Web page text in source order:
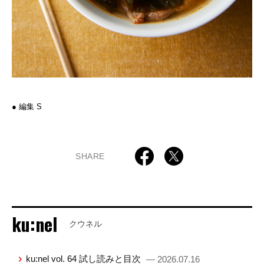
● 編集 S
SHARE
ku:nel クウネル
ku:nel vol. 64 試し読みと目次 — 2026.07.16